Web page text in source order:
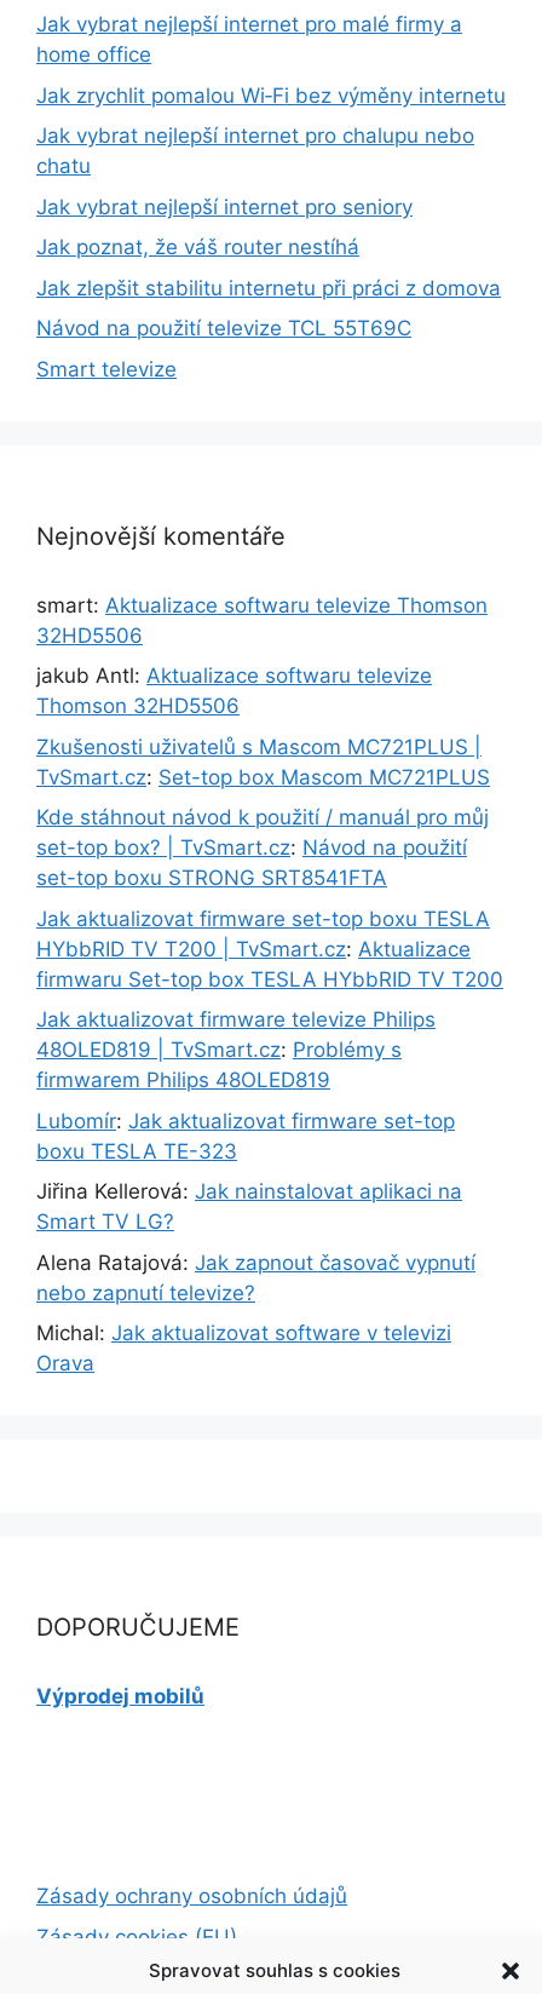
Jak vybrat nejlepší internet pro malé firmy a
home office
Jak zrychlit pomalou Wi‑Fi bez výměny internetu
Jak vybrat nejlepší internet pro chalupu nebo
chatu
Jak vybrat nejlepší internet pro seniory
Jak poznat, že váš router nestíhá
Jak zlepšit stabilitu internetu při práci z domova
Návod na použití televize TCL 55T69C
Smart televize
Nejnovější komentáře
smart: Aktualizace softwaru televize Thomson
32HD5506
jakub Antl: Aktualizace softwaru televize
Thomson 32HD5506
Zkušenosti uživatelů s Mascom MC721PLUS |
TvSmart.cz: Set-top box Mascom MC721PLUS
Kde stáhnout návod k použití / manuál pro můj
set-top box? | TvSmart.cz: Návod na použití
set-top boxu STRONG SRT8541FTA
Jak aktualizovat firmware set-top boxu TESLA
HYbbRID TV T200 | TvSmart.cz: Aktualizace
firmwaru Set-top box TESLA HYbbRID TV T200
Jak aktualizovat firmware televize Philips
48OLED819 | TvSmart.cz: Problémy s
firmwarem Philips 48OLED819
Lubomír: Jak aktualizovat firmware set-top
boxu TESLA TE-323
Jiřina Kellerová: Jak nainstalovat aplikaci na
Smart TV LG?
Alena Ratajová: Jak zapnout časovač vypnutí
nebo zapnutí televize?
Michal: Jak aktualizovat software v televizi
Orava
DOPORUČUJEME
Výprodej mobilů
Zásady ochrany osobních údajů
Zásady cookies (EU)
Spravovat souhlas s cookies